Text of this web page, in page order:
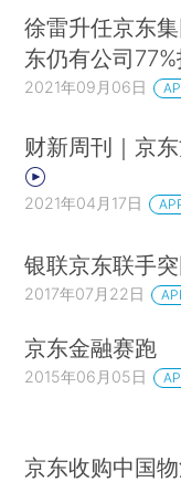
徐雷升任京东
东仍有公司
2021年09月06日
财新周刊｜京
2021年04月17日
银联京东联手
2017年07月22日
京东金融赛跑
2015年06月05日
京东收购中国